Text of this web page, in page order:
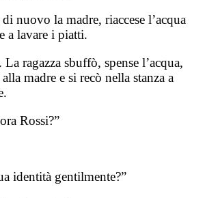
di nuovo la madre, riaccese l’acqua
a lavare i piatti.
ragazza sbuffò, spense l’acqua,
madre e si recò nella stanza a
Rossi?”
identità gentilmente?”